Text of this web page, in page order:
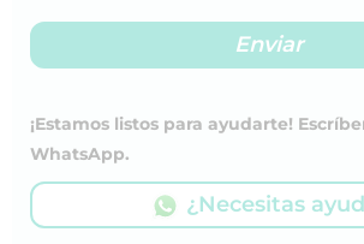
¡Estamos listos para ayudarte!
WhatsApp.
¿Necesitas